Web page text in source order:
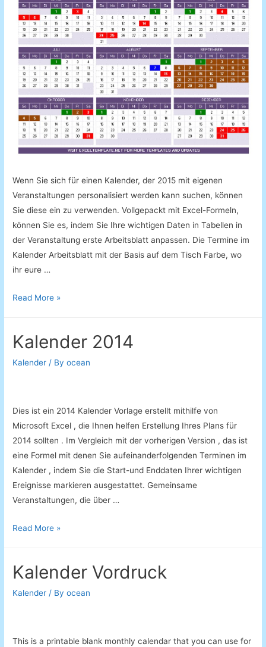
Wenn Sie sich für einen Kalender, der 2015 mit eigenen
Veranstaltungen personalisiert werden kann suchen, können
Sie diese ein zu verwenden. Vollgepackt mit Excel-Formeln,
können Sie es, indem Sie Ihre wichtigen Daten in Tabellen in
der Veranstaltung erste Arbeitsblatt anpassen. Die Termine im
Kalender Arbeitsblatt mit der Basis auf dem Tisch Farbe, wo
ihr eure …
Kalendar
Read More »
Kalender 2014
Kalender / Byocean
Dies ist ein 2014 Kalender Vorlage erstellt mithilfe von
Microsoft Excel , die Ihnen helfen Erstellung Ihres Plans für
2014 sollten . Im Vergleich mit der vorherigen Version , das ist
eine Formel mit denen Sie aufeinanderfolgenden Terminen im
Kalender , indem Sie die Start-und Enddaten Ihrer wichtigen
Ereignisse markieren ausgestattet. Gemeinsame
Veranstaltungen, die über …
Kalender
Read More »
Kalender Vordruck
Kalender / Byocean
This is a printable blank monthly calendar that you can use for